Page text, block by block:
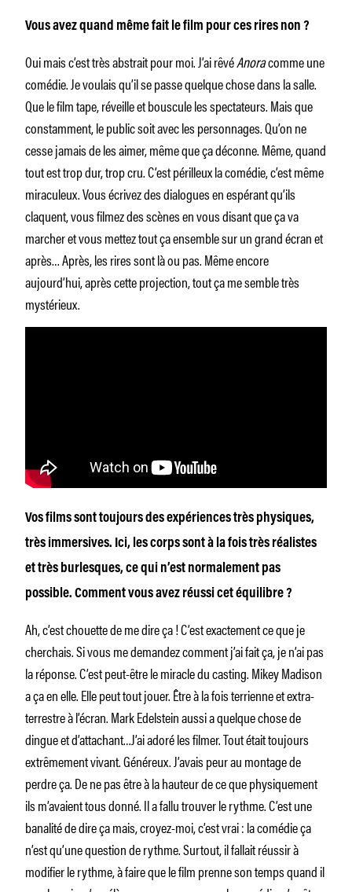
Vous avez quand même fait le film pour ces rires non ?
Oui mais c’est très abstrait pour moi. J’ai rêvéAnoracomme une
comédie. Je voulais qu’il se passe quelque chose dans la salle.
Que le film tape, réveille et bouscule les spectateurs. Mais que
constamment, le public soit avec les personnages. Qu’on ne
cesse jamais de les aimer, même que ça déconne. Même, quand
tout est trop dur, trop cru. C’est périlleux la comédie, c’est même
miraculeux. Vous écrivez des dialogues en espérant qu’ils
claquent, vous filmez des scènes en vous disant que ça va
marcher et vous mettez tout ça ensemble sur un grand écran et
après… Après, les rires sont là ou pas. Même encore
aujourd’hui, après cette projection, tout ça me semble très
mystérieux.
Vos films sont toujours des expériences très physiques,
très immersives. Ici, les corps sont à la fois très réalistes
et très burlesques, ce qui n’est normalement pas
possible. Comment vous avez réussi cet équilibre ?
Ah, c’est chouette de me dire ça ! C’est exactement ce que je
cherchais. Si vous me demandez comment j’ai fait ça, je n’ai pas
la réponse. C’est peut-être le miracle du casting. Mikey Madison
a ça en elle. Elle peut tout jouer. Être à la fois terrienne et extra-
terrestre à l’écran. Mark Edelstein aussi a quelque chose de
dingue et d’attachant…J’ai adoré les filmer. Tout était toujours
extrêmement vivant. Généreux. J’avais peur au montage de
perdre ça. De ne pas être à la hauteur de ce que physiquement
ils m’avaient tous donné. Il a fallu trouver le rythme. C’est une
banalité de dire ça mais, croyez-moi, c’est vrai : la comédie ça
n’est qu’une question de rythme. Surtout, il fallait réussir à
modifier le rythme, à faire que le film prenne son temps quand il